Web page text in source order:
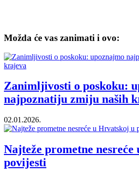
Možda će vas zanimati i ovo:
Zanimljivosti o poskoku:
najpoznatiju zmiju naših
02.01.2026.
Najteže prometne
povijesti